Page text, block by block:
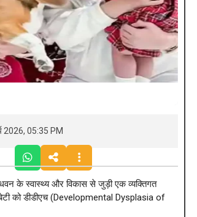
2026, 05:35 PM
के स्वास्थ्य और विकास से जुड़ी एक व्यक्तिगत
को डीडीएच (Developmental Dysplasia of